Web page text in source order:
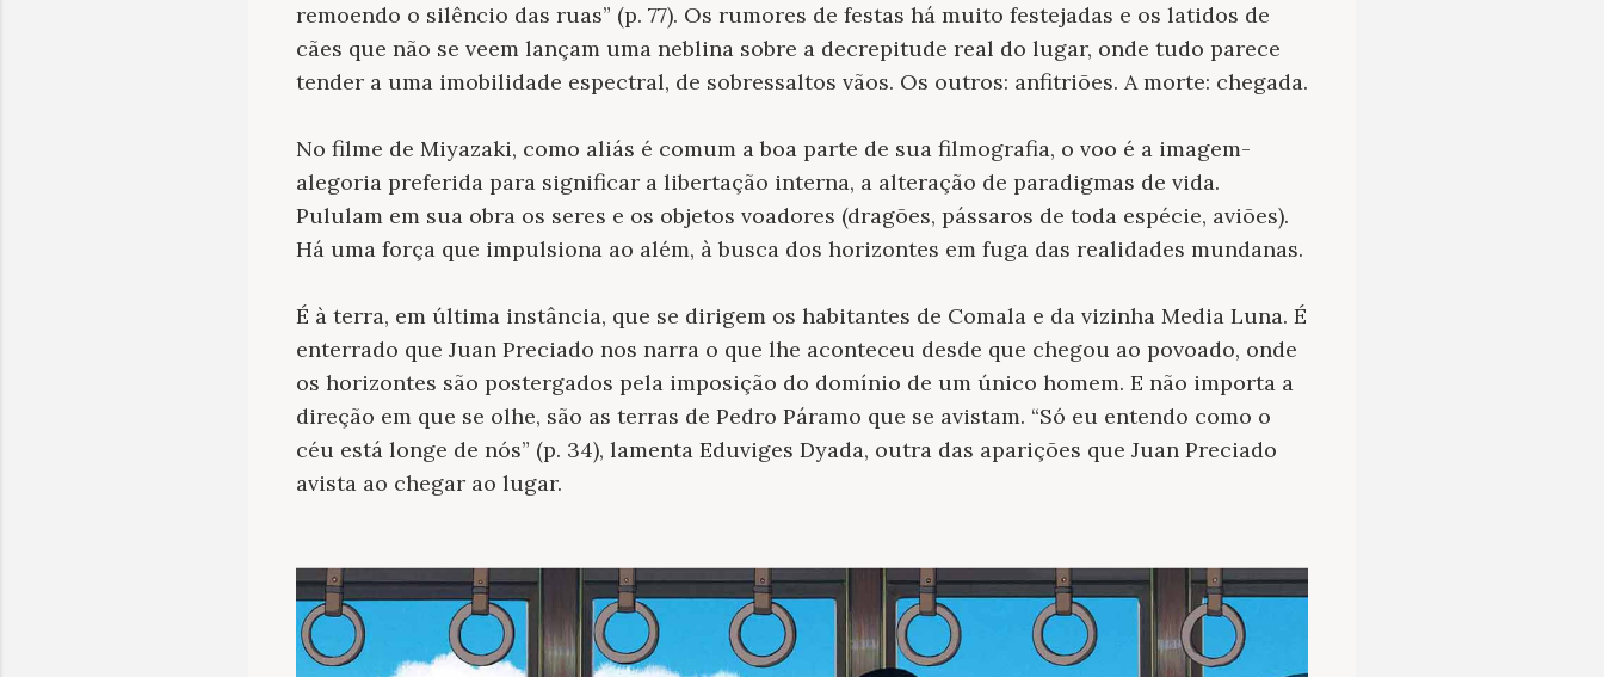
remoendo o silêncio das ruas” (p. 77). Os rumores de festas há muito festejadas e os latidos de
cães que não se veem lançam uma neblina sobre a decrepitude real do lugar, onde tudo parece
tender a uma imobilidade espectral, de sobressaltos vãos. Os outros: anfitriões. A morte: chegada.
No filme de Miyazaki, como aliás é comum a boa parte de sua filmografia, o voo é a imagem-
alegoria preferida para significar a libertação interna, a alteração de paradigmas de vida.
Pululam em sua obra os seres e os objetos voadores (dragões, pássaros de toda espécie, aviões).
Há uma força que impulsiona ao além, à busca dos horizontes em fuga das realidades mundanas.
É à terra, em última instância, que se dirigem os habitantes de Comala e da vizinha Media Luna. É
enterrado que Juan Preciado nos narra o que lhe aconteceu desde que chegou ao povoado, onde
os horizontes são postergados pela imposição do domínio de um único homem. E não importa a
direção em que se olhe, são as terras de Pedro Páramo que se avistam. “Só eu entendo como o
céu está longe de nós” (p. 34), lamenta Eduviges Dyada, outra das aparições que Juan Preciado
avista ao chegar ao lugar.